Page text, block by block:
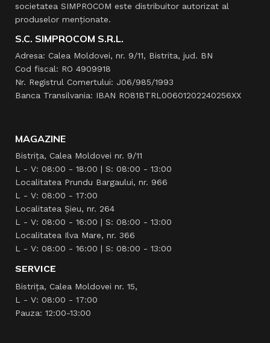
societatea SIMPROCOM este distribuitor autorizat al
produselor menţionate.
S.C. SIMPROCOM S.R.L.
Adresa: Calea Moldovei, nr. 9/11, Bistrita, jud. BN
Cod fiscal: RO 4909918
Nr. Registrul Comertului: J06/985/1993
Banca Transilvania: IBAN RO81BTRL00601202240256XX
MAGAZINE
Bistrița, Calea Moldovei nr. 9/11
L - V: 08:00 - 18:00 | S: 08:00 - 13:00
Localitatea Prundu Bargaului, nr. 966
L - V: 08:00 - 17:00
Localitatea Şieu, nr. 264
L - V: 08:00 - 16:00 | S: 08:00 - 13:00
Localitatea Ilva Mare, nr. 366
L - V: 08:00 - 16:00 | S: 08:00 - 13:00
SERVICE
Bistrița, Calea Moldovei nr. 15,
L - V: 08:00 - 17:00
Pauza: 12:00-13:00